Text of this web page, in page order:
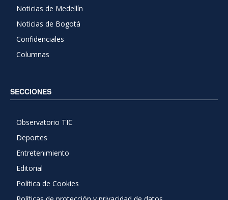
Noticias de Medellín
Noticias de Bogotá
Confidenciales
Columnas
SECCIONES
Observatorio TIC
Deportes
Entretenimiento
Editorial
Política de Cookies